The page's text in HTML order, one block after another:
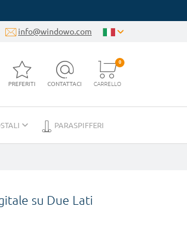
info@windowo.com
PREFERITI CONTATTACI CARRELLO
0
PARASPIFFERI
su Due Lati